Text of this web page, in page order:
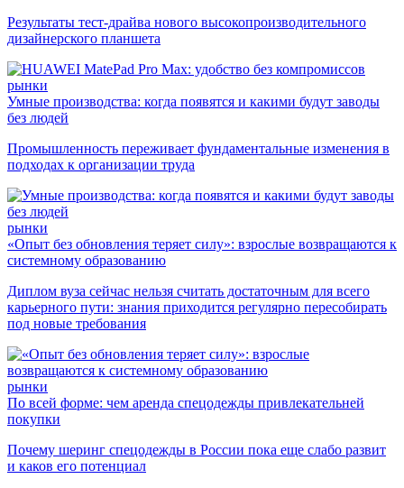
Результаты тест-драйва нового высокопроизводительного
дизайнерского планшета
рынки
Умные производства: когда появятся и какими будут заводы
без людей
Промышленность переживает фундаментальные изменения в
подходах к организации труда
рынки
«Опыт без обновления теряет силу»: взрослые возвращаются к
системному образованию
Диплом вуза сейчас нельзя считать достаточным для всего
карьерного пути: знания приходится регулярно пересобирать
под новые требования
рынки
По всей форме: чем аренда спецодежды привлекательней
покупки
Почему шеринг спецодежды в России пока еще слабо развит
и каков его потенциал